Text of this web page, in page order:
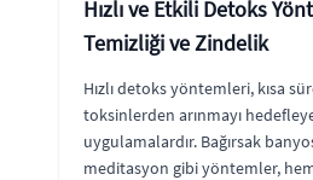
Hızlı ve Etkili Detoks
Temizliği ve Zindelik
Hızlı detoks yöntemleri, kısa
toksinlerden arınmayı
uygulamalardır. Bağırsak
meditasyon gibi yöntemler,